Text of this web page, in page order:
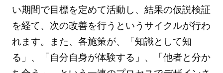
い期間で目標を定めて活動し、結果の仮説検証
を経て、次の改善を行うというサイクルが行わ
れます。また、各施策が、「知識として知
る」、「自分自身が体験する」、「他者と分か